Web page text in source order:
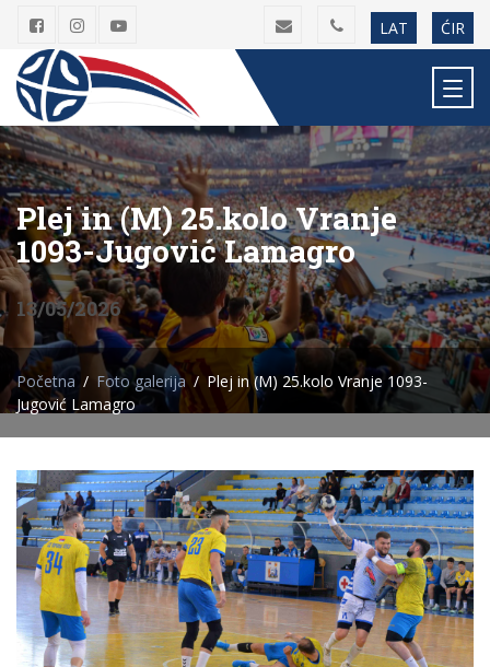
LAT ĆIR
Plej in (M) 25.kolo Vranje
1093-Jugović Lamagro
13/05/2026
Početna Foto galerija
Plej in (M) 25.kolo Vranje 1093-
Jugović Lamagro